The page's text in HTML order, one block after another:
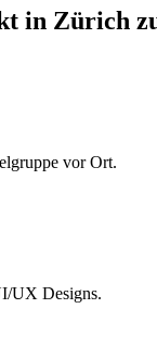
in Zürich
vor Ort.
UX Designs.